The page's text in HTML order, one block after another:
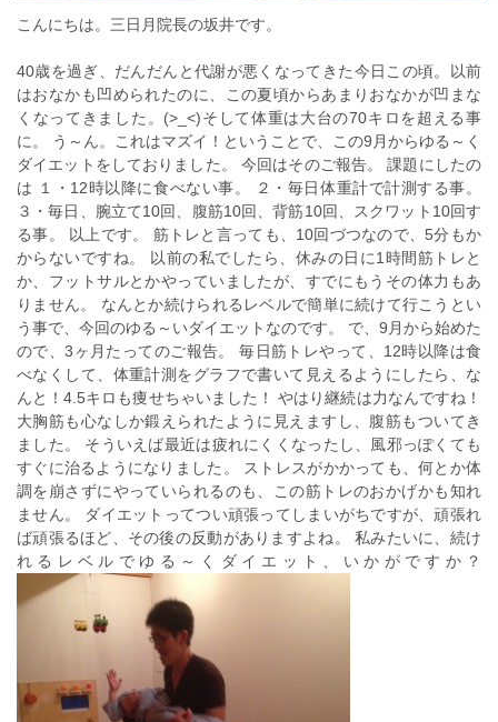
こんにちは。三日月院長の坂井です。
40歳を過ぎ、だんだんと代謝が悪くなってきた今日この頃。以前
はおなかも凹められたのに、この夏頃からあまりおなかが凹まな
くなってきました。(>_<)そして体重は大台の70キロを超える事
に。 う～ん。これはマズイ！ということで、この9月からゆる～く
ダイエットをしておりました。 今回はそのご報告。 課題にしたの
は １・12時以降に食べない事。 ２・毎日体重計で計測する事。
３・毎日、腕立て10回、腹筋10回、背筋10回、スクワット10回す
る事。 以上です。 筋トレと言っても、10回づつなので、5分もか
からないですね。 以前の私でしたら、休みの日に1時間筋トレと
か、フットサルとかやっていましたが、すでにもうその体力もあ
りません。 なんとか続けられるレベルで簡単に続けて行こうとい
う事で、今回のゆる～いダイエットなのです。 で、9月から始めた
ので、3ヶ月たってのご報告。 毎日筋トレやって、12時以降は食
べなくして、体重計測をグラフで書いて見えるようにしたら、な
んと！4.5キロも痩せちゃいました！ やはり継続は力なんですね！
大胸筋も心なしか鍛えられたように見えますし、腹筋もついてき
ました。 そういえば最近は疲れにくくなったし、風邪っぽくても
すぐに治るようになりました。 ストレスがかかっても、何とか体
調を崩さずにやっていられるのも、この筋トレのおかげかも知れ
ません。 ダイエットってつい頑張ってしまいがちですが、頑張れ
ば頑張るほど、その後の反動がありますよね。 私みたいに、続け
れるレベルでゆる～くダイエット、いかがですか？